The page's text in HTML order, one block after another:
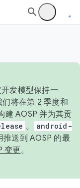
发模型保持一
将在第 2 季度和
建 AOSP 并为其贡
。
android-
送到 AOSP 的最
变更。